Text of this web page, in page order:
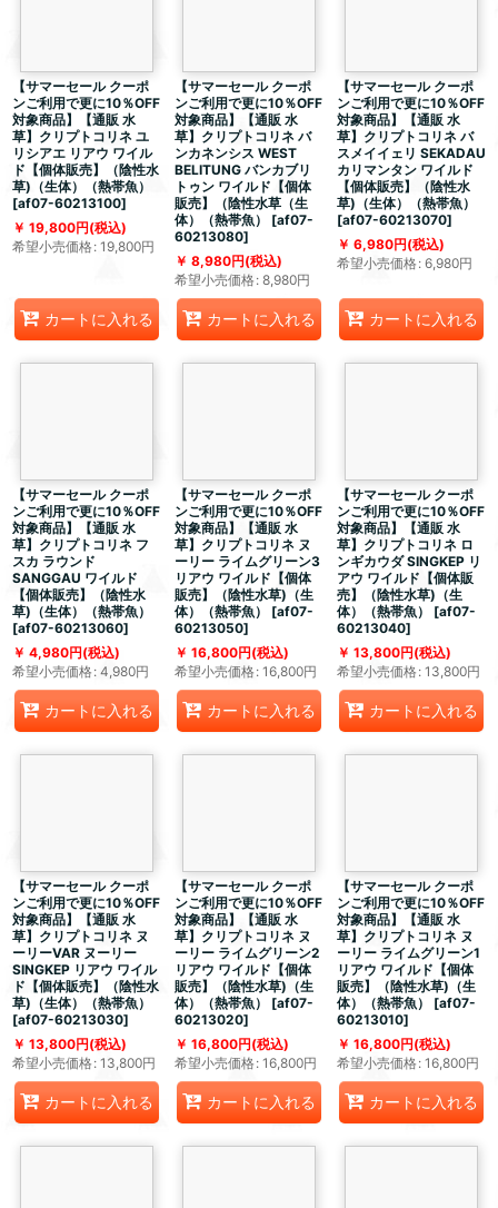
【サマーセール クーポ
ンご利用で更に10％OFF
対象商品】【通販 水
草】クリプトコリネ ユ
リシアエ リアウ ワイル
ド【個体販売】（陰性水
草)（生体）（熱帯魚）
[af07-60213100]
19,800円(税込)
希望小売価格: 19,800円
カートに入れる
【サマーセール クーポ
ンご利用で更に10％OFF
対象商品】【通販 水
草】クリプトコリネ バ
ンカネンシス WEST
BELITUNG バンカブリ
トゥン ワイルド【個体
販売】（陰性水草（生
体）（熱帯魚）
[af07-
60213080]
8,980円(税込)
希望小売価格: 8,980円
カートに入れる
【サマーセール クーポ
ンご利用で更に10％OFF
対象商品】【通販 水
草】クリプトコリネ バ
スメイイェリ SEKADAU
カリマンタン ワイルド
【個体販売】（陰性水
草)（生体）（熱帯魚）
[af07-60213070]
6,980円(税込)
希望小売価格: 6,980円
カートに入れる
【サマーセール クーポ
ンご利用で更に10％OFF
対象商品】【通販 水
草】クリプトコリネ フ
スカ ラウンド
SANGGAU ワイルド
【個体販売】（陰性水
草)（生体）（熱帯魚）
[af07-60213060]
4,980円(税込)
希望小売価格: 4,980円
カートに入れる
【サマーセール クーポ
ンご利用で更に10％OFF
対象商品】【通販 水
草】クリプトコリネ ヌ
ーリー ライムグリーン3
リアウ ワイルド【個体
販売】（陰性水草)（生
体）（熱帯魚）
[af07-
60213050]
16,800円(税込)
希望小売価格: 16,800円
カートに入れる
【サマーセール クーポ
ンご利用で更に10％OFF
対象商品】【通販 水
草】クリプトコリネ ロ
ンギカウダ SINGKEP リ
アウ ワイルド【個体販
売】（陰性水草)（生
体）（熱帯魚）
[af07-
60213040]
13,800円(税込)
希望小売価格: 13,800円
カートに入れる
【サマーセール クーポ
ンご利用で更に10％OFF
対象商品】【通販 水
草】クリプトコリネ ヌ
ーリーVAR ヌーリー
SINGKEP リアウ ワイル
ド【個体販売】（陰性水
草)（生体）（熱帯魚）
[af07-60213030]
13,800円(税込)
希望小売価格: 13,800円
カートに入れる
【サマーセール クーポ
ンご利用で更に10％OFF
対象商品】【通販 水
草】クリプトコリネ ヌ
ーリー ライムグリーン2
リアウ ワイルド【個体
販売】（陰性水草)（生
体）（熱帯魚）
[af07-
60213020]
16,800円(税込)
希望小売価格: 16,800円
カートに入れる
【サマーセール クーポ
ンご利用で更に10％OFF
対象商品】【通販 水
草】クリプトコリネ ヌ
ーリー ライムグリーン1
リアウ ワイルド【個体
販売】（陰性水草)（生
体）（熱帯魚）
[af07-
60213010]
16,800円(税込)
希望小売価格: 16,800円
カートに入れる